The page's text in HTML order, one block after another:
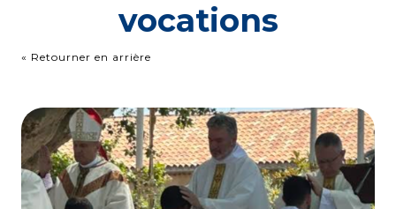
vocations
« Retourner en arrière